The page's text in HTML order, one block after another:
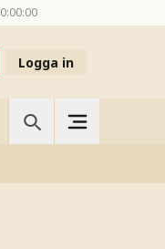
Logga in